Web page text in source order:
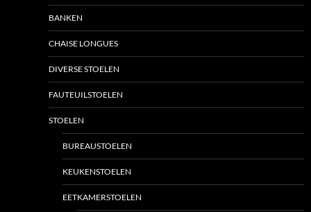
BANKEN
CHAISE LONGUES
DIVERSE STOELEN
FAUTEUILSTOELEN
STOELEN
BUREAUSTOELEN
KEUKENSTOELEN
EETKAMERSTOELEN